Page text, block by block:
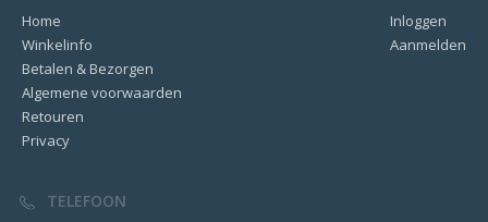
Inloggen
Aanmelden
Home
Winkelinfo
Betalen & Bezorgen
Algemene voorwaarden
Retouren
Privacy
TELEFOON